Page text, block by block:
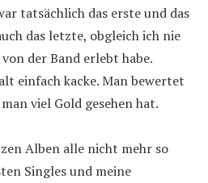
tatsächlich das erste und das
das letzte, obgleich ich nie
der Band erlebt habe.
einfach kacke. Man bewertet
viel Gold gesehen hat.
Alben alle nicht mehr so
Singles und meine